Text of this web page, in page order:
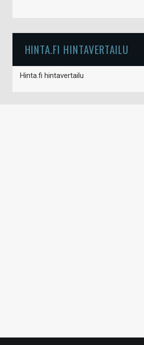
HINTA.FI HINTAVERTAILU
Hinta.fi hintavertailu